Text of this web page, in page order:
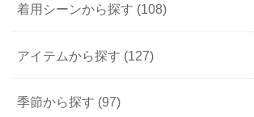
着用シーンから探す (108)
アイテムから探す (127)
季節から探す (97)